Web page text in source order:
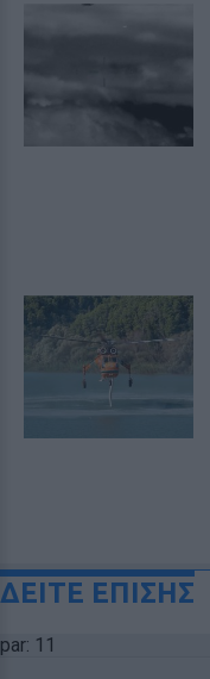
ΔΕΙΤΕ ΕΠΙΣΗΣ
par: 11